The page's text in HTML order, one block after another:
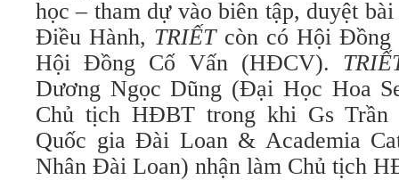
học – tham dự vào biên tập, duyệt
Điều Hành, TRIẾTcòn có Hội Đồng
Hội Đồng Cố Vấn (HĐCV).
Dương Ngọc Dũng (Đại Học Hoa
Chủ tịch HĐBT trong khi Gs
Quốc gia Đài Loan & Academia
Nhân Đài Loan) nhận làm Chủ tịch